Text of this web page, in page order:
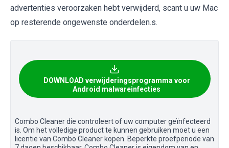
advertenties veroorzaken hebt verwijderd, scant u uw Mac
op resterende ongewenste onderdelen.s.
DOWNLOAD verwijderingsprogramma voor
Android malwareinfecties
Combo Cleaner die controleert of uw computer geïnfecteerd
is. Om het volledige product te kunnen gebruiken moet u een
licentie van Combo Cleaner kopen. Beperkte proefperiode van